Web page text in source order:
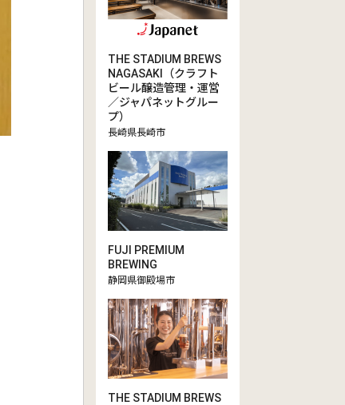
THE STADIUM BREWS
NAGASAKI（クラフト
ビール醸造管理・運営
／ジャパネットグルー
プ）
長崎県長崎市
FUJI PREMIUM
BREWING
静岡県御殿場市
THE STADIUM BREWS